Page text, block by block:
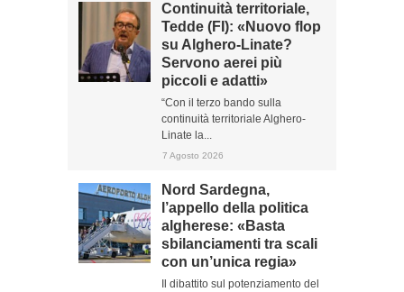
Continuità territoriale,
Tedde (FI): «Nuovo flop
su Alghero-Linate?
Servono aerei più
piccoli e adatti»
“Con il terzo bando sulla
continuità territoriale Alghero-
Linate la...
7 Agosto 2026
Nord Sardegna,
l’appello della politica
algherese: «Basta
sbilanciamenti tra scali
con un’unica regia»
Il dibattito sul potenziamento del